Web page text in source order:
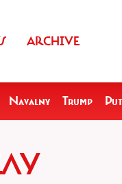
ARCHIVE
Navalny Trump